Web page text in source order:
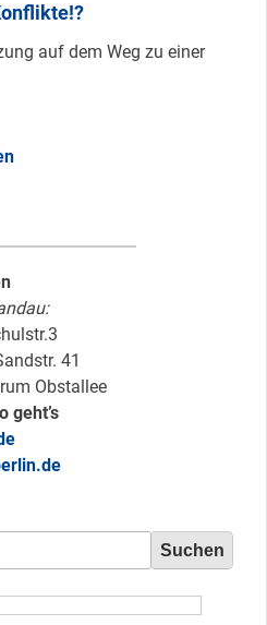
auf dem Weg zu einer
41
Obstallee
geht’s